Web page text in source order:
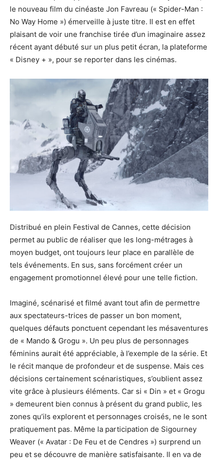
le nouveau film du cinéaste Jon Favreau (« Spider-Man :
No Way Home ») émerveille à juste titre. Il est en effet
plaisant de voir une franchise tirée d’un imaginaire assez
récent ayant débuté sur un plus petit écran, la plateforme
« Disney + », pour se reporter dans les cinémas.
Distribué en plein Festival de Cannes, cette décision
permet au public de réaliser que les long-métrages à
moyen budget, ont toujours leur place en parallèle de
tels événements. En sus, sans forcément créer un
engagement promotionnel élevé pour une telle fiction.
Imaginé, scénarisé et filmé avant tout afin de permettre
aux spectateurs-trices de passer un bon moment,
quelques défauts ponctuent cependant les mésaventures
de « Mando & Grogu ». Un peu plus de personnages
féminins aurait été appréciable, à l’exemple de la série. Et
le récit manque de profondeur et de suspense. Mais ces
décisions certainement scénaristiques, s’oublient assez
vite grâce à plusieurs éléments. Car si « Din » et « Grogu
» demeurent bien connus à présent du grand public, les
zones qu’ils explorent et personnages croisés, ne le sont
pratiquement pas. Même la participation de Sigourney
Weaver (« Avatar : De Feu et de Cendres ») surprend un
peu et se découvre de manière satisfaisante. Il en va de